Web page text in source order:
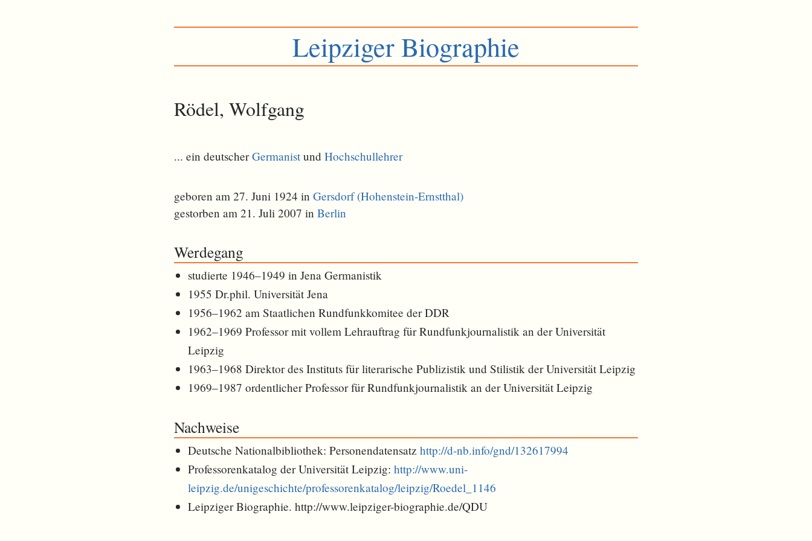
Leipziger Biographie
Rödel, Wolfgang
... ein deutscherGermanist und Hochschullehrer
geboren am 27. Juni 1924 in Gersdorf (Hohenstein-Ernstthal)
gestorben am 21. Juli 2007 in Berlin
Werdegang
studierte 1946–1949 in Jena Germanistik
1955 Dr.phil. Universität Jena
1956–1962 am Staatlichen Rundfunkkomitee der DDR
1962–1969 Professor mit vollem Lehrauftrag für Rundfunkjournalistik an der Universität
Leipzig
1963–1968 Direktor des Instituts für literarische Publizistik und Stilistik der Universität Leipzig
1969–1987 ordentlicher Professor für Rundfunkjournalistik an der Universität Leipzig
Nachweise
Deutsche Nationalbibliothek: Personendatensatzhttp://d-nb.info/gnd/132617994
Professorenkatalog der Universität Leipzig:http://www.uni-
leipzig.de/unigeschichte/professorenkatalog/leipzig/Roedel_1146
Leipziger Biographie. http://www.leipziger-biographie.de/QDU